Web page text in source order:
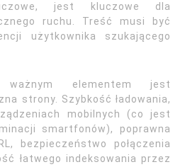
jest kluczowe dla
ruchu. Treść musi być
użytkownika szukającego
ważnym elementem jest
strony. Szybkość ładowania,
mobilnych (co jest
smartfonów), poprawna
bezpieczeństwo połączenia
łatwego indeksowania przez